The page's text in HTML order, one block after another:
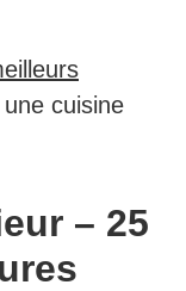
cuisine
– 25